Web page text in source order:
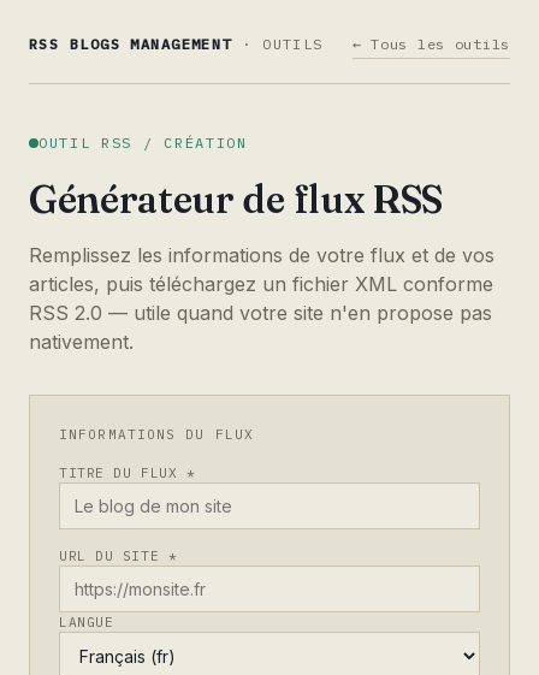
RSS BLOGS MANAGEMENT· OUTILS ← Tous les outils
OUTIL RSS / CRÉATION
Générateur de flux RSS
Remplissez les informations de votre flux et de vos
articles, puis téléchargez un fichier XML conforme
RSS 2.0 — utile quand votre site n'en propose pas
nativement.
INFORMATIONS DU FLUX
TITRE DU FLUX *
URL DU SITE *
LANGUE